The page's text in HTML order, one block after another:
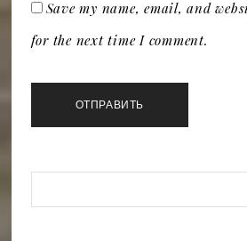
Save my name, email, and
for the next time I comment.